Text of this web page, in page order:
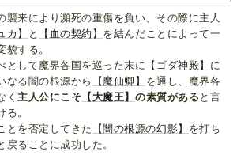
襲来により瀕死の重傷を負い、その際に主人
カ】 と 【血の契約】 を結んだことによって一
貌する。
として魔界各国を巡った末に
【ゴダ神殿】 に
なる闇の根源から
【魔仙卿】 を通し、魔界各
く 主人公にこそ 【大魔王】 の素質がある と言
る。
とを否定してきた
【闇の根源の幻影】 を打ち
ることに成功した。